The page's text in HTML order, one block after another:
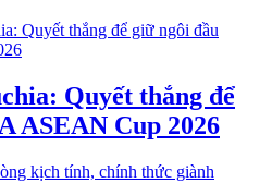
Quyết thắng để
ASEAN Cup 2026